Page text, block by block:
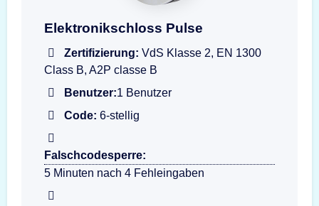
Darstellung der Eingabeeinheit T6530-GR
Elektronikschloss Pulse
Zertifizierung: VdS Klasse 2, EN 1300
Class B, A2P classe B
Benutzer:1 Benutzer
Code: 6-stellig
Falschcodesperre:
5 Minuten nach 4 Fehleingaben